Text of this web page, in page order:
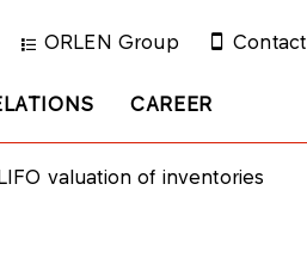
CAREER
ORLEN Group Contact
valuation of inventories